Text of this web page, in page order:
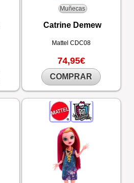
Muñecas
Catrine Demew
Mattel CDC08
74,95€
COMPRAR